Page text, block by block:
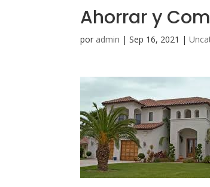
Ahorrar y
por admin |Sep 16, 2021 |